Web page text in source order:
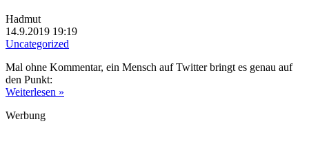
Hadmut
14.9.2019 19:19
Uncategorized
Mal ohne Kommentar, ein Mensch auf Twitter bringt es genau auf
den Punkt:
Weiterlesen »
Werbung